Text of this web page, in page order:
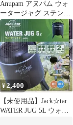
Anupam アヌパム ウォ
ータージャグ ステンレ
ス キャンプ用品
¥2,400
【未使用品】Jack☆tar
WATER JUG 5L ウォー